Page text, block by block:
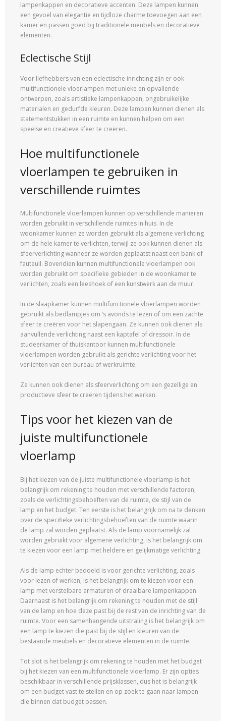
lampenkappen en decoratieve accenten. Deze lampen kunnen
een gevoel van elegantie en tijdloze charme toevoegen aan een
kamer en passen goed bij traditionele meubels en decoratieve
elementen.
Eclectische Stijl
Voor liefhebbers van een eclectische inrichting zijn er ook
multifunctionele vloerlampen met unieke en opvallende
ontwerpen, zoals artistieke lampenkappen, ongebruikelijke
materialen en gedurfde kleuren. Deze lampen kunnen dienen als
statementstukken in een ruimte en kunnen helpen om een
speelse en creatieve sfeer te creëren.
Hoe multifunctionele
vloerlampen te gebruiken in
verschillende ruimtes
Multifunctionele vloerlampen kunnen op verschillende manieren
worden gebruikt in verschillende ruimtes in huis. In de
woonkamer kunnen ze worden gebruikt als algemene verlichting
om de hele kamer te verlichten, terwijl ze ook kunnen dienen als
sfeerverlichting wanneer ze worden geplaatst naast een bank of
fauteuil. Bovendien kunnen multifunctionele vloerlampen ook
worden gebruikt om specifieke gebieden in de woonkamer te
verlichten, zoals een leeshoek of een kunstwerk aan de muur.
In de slaapkamer kunnen multifunctionele vloerlampen worden
gebruikt als bedlampjes om ’s avonds te lezen of om een zachte
sfeer te creëren voor het slapengaan. Ze kunnen ook dienen als
aanvullende verlichting naast een kaptafel of dressoir. In de
studeerkamer of thuiskantoor kunnen multifunctionele
vloerlampen worden gebruikt als gerichte verlichting voor het
verlichten van een bureau of werkruimte.
Ze kunnen ook dienen als sfeerverlichting om een gezellige en
productieve sfeer te creëren tijdens het werken.
Tips voor het kiezen van de
juiste multifunctionele
vloerlamp
Bij het kiezen van de juiste multifunctionele vloerlamp is het
belangrijk om rekening te houden met verschillende factoren,
zoals de verlichtingsbehoeften van de ruimte, de stijl van de
lamp en het budget. Ten eerste is het belangrijk om na te denken
over de specifieke verlichtingsbehoeften van de ruimte waarin
de lamp zal worden geplaatst. Als de lamp voornamelijk zal
worden gebruikt voor algemene verlichting, is het belangrijk om
te kiezen voor een lamp met heldere en gelijkmatige verlichting.
Als de lamp echter bedoeld is voor gerichte verlichting, zoals
voor lezen of werken, is het belangrijk om te kiezen voor een
lamp met verstelbare armaturen of draaibare lampenkappen.
Daarnaast is het belangrijk om rekening te houden met de stijl
van de lamp en hoe deze past bij de rest van de inrichting van de
ruimte. Voor een samenhangende uitstraling is het belangrijk om
een lamp te kiezen die past bij de stijl en kleuren van de
bestaande meubels en decoratieve elementen in de ruimte.
Tot slot is het belangrijk om rekening te houden met het budget
bij het kiezen van een multifunctionele vloerlamp. Er zijn opties
beschikbaar in verschillende prijsklassen, dus het is belangrijk
om een budget vast te stellen en op zoek te gaan naar lampen
die binnen dat budget passen.